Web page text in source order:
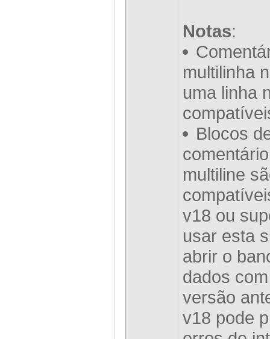
Notas:
multilinha
uma linha
Blocos
multiline
v18 ou
usar esta
abrir o
dados
versão
v18 pode